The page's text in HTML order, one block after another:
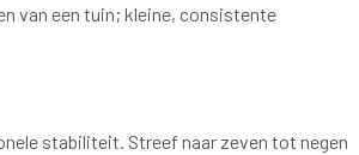
van een tuin; kleine, consistente
stabiliteit. Streef naar zeven tot negen